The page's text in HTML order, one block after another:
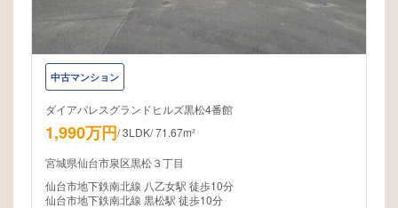
中古マンション
ダイアパレスグランドヒルズ黒松4番館
1,990万円/3LDK/71.67m²
宮城県仙台市泉区黒松３丁目
仙台市地下鉄南北線 八乙女駅 徒歩10分
仙台市地下鉄南北線 黒松駅 徒歩10分